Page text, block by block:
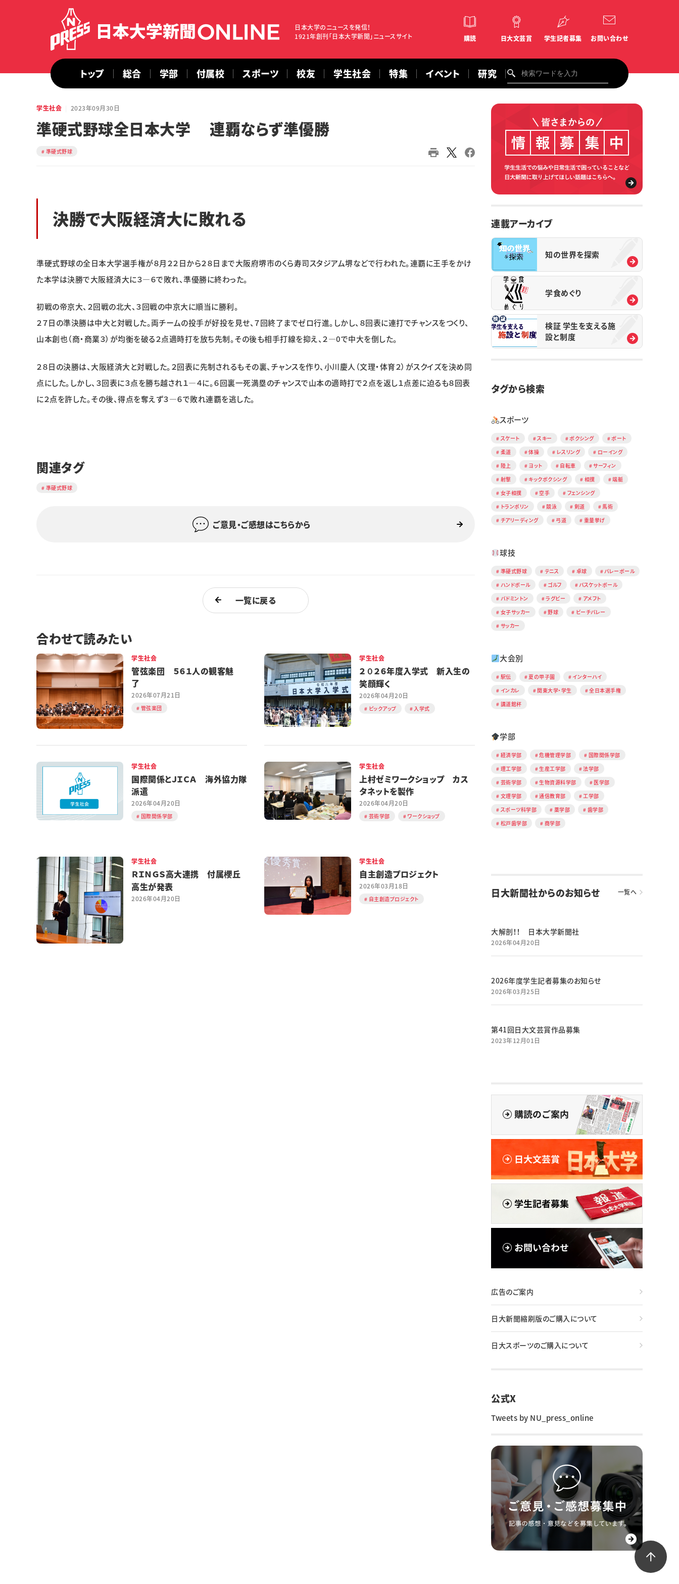
日本大学のニュースを発信！
1921年創刊「日本大学新聞」ニュースサイト
購読 日大文芸賞 学生記者募集 お問い合わせ
トップ 総合 学部 付属校 スポーツ 校友 学生社会 特集 イベント 研究
学生社会 2023年09月30日
準硬式野球全日本大学 連覇ならず準優勝
準硬式野球
決勝で大阪経済大に敗れる
準硬式野球の全日本大学選手権が８月２２日から２８日まで大阪府堺市のくら寿司スタジアム堺などで行われた。連覇に王手をかけ
た本学は決勝で大阪経済大に３―６で敗れ、準優勝に終わった。
初戦の帝京大、２回戦の北大、３回戦の中京大に順当に勝利。
２７日の準決勝は中大と対戦した。両チームの投手が好投を見せ、７回終了までゼロ行進。しかし、８回表に連打でチャンスをつくり、
山本創也（商・商業３）が均衡を破る２点適時打を放ち先制。その後も相手打線を抑え、２―0で中大を倒した。
２８日の決勝は、大阪経済大と対戦した。２回表に先制されるもその裏、チャンスを作り、小川慶人（文理・体育２）がスクイズを決め同
点にした。しかし、３回表に３点を勝ち越され１―４に。６回裏一死満塁のチャンスで山本の適時打で２点を返し１点差に迫るも８回表
に２点を許した。その後、得点を奪えず３―６で敗れ連覇を逃した。
関連タグ
準硬式野球
ご意見・ご感想はこちらから
一覧に戻る
合わせて読みたい
学生社会
管弦楽団 ５６１人の観客魅
了
2026年07月21日
管弦楽団
学生社会
２０２６年度入学式 新入生の
笑顔輝く
2026年04月20日
ピックアップ 入学式
学生社会
国際関係とＪＩＣＡ 海外協力隊
派遣
2026年04月20日
国際関係学部
学生社会
上村ゼミワークショップ カス
タネットを製作
2026年04月20日
芸術学部 ワークショップ
学生社会
ＲＩＮＧＳ高大連携 付属櫻丘
高生が発表
2026年04月20日
学生社会
自主創造プロジェクト
2026年03月18日
自主創造プロジェクト
連載アーカイブ
知の世界を探索
学食めぐり
検証 学生を支える施
設と制度
タグから検索
スポーツ
スケート スキー ボクシング
ボート
柔道
体操 レスリング
ローイング
陸上
ヨット 自転車
サーフィン
射撃
キックボクシング 相撲
端艇
女子相撲
空手
フェンシング
トランポリン
競泳 剣道
馬術
チアリーディング
弓道 重量挙げ
球技
準硬式野球 テニス 卓球
バレーボール
ハンドボール
ゴルフ
バスケットボール
バドミントン
ラグビー
アメフト
女子サッカー
野球
ビーチバレー
サッカー
大会別
駅伝 夏の甲子園
インターハイ
インカレ
関東大学・学生
全日本選手権
講道館杯
学部
経済学部 危機管理学部
国際関係学部
理工学部
生産工学部
法学部
芸術学部
生物資源科学部
医学部
文理学部
通信教育部
工学部
スポーツ科学部
薬学部
歯学部
松戸歯学部
商学部
日大新聞社からのお知らせ 一覧へ
大解剖！！ 日本大学新聞社
2026年04月20日
2026年度学生記者募集のお知らせ
2026年03月25日
第41回日大文芸賞作品募集
2023年12月01日
広告のご案内
日大新聞縮刷版のご購入について
日大スポーツのご購入について
公式X
Tweets by NU_press_online